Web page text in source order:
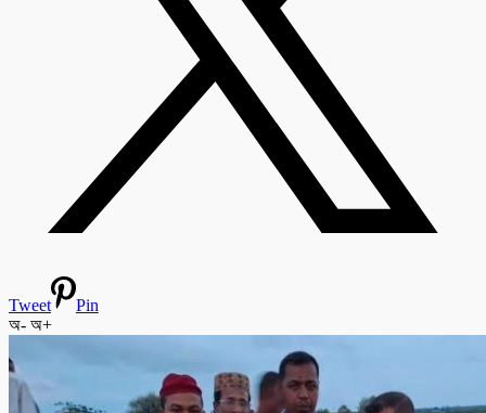
Tweet
Pin
অ- অ+